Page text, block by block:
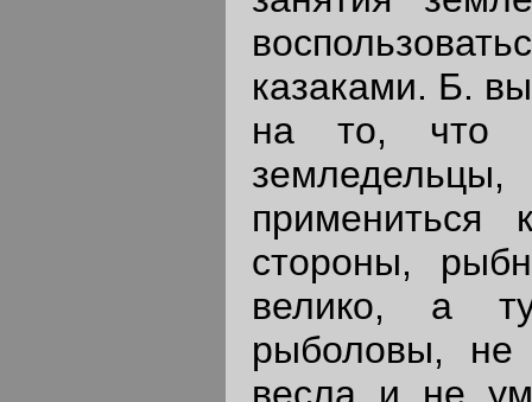
казаками. Б.
на то, что
стороны,
велико, а
рыболовы, не